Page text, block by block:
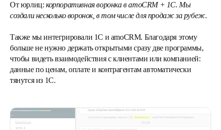
От юрлиц: корпоративная воронка в amoCRM + 1С. Мы
создали несколько воронок, в том числе для продаж за рубеж.
Также мы интегрировали 1С и amoCRM. Благодаря этому
больше не нужно держать открытыми сразу две программы,
чтобы видеть взаимодействия с клиентами или компанией:
данные по ценам, оплате и контрагентам автоматически
тянутся из 1C.